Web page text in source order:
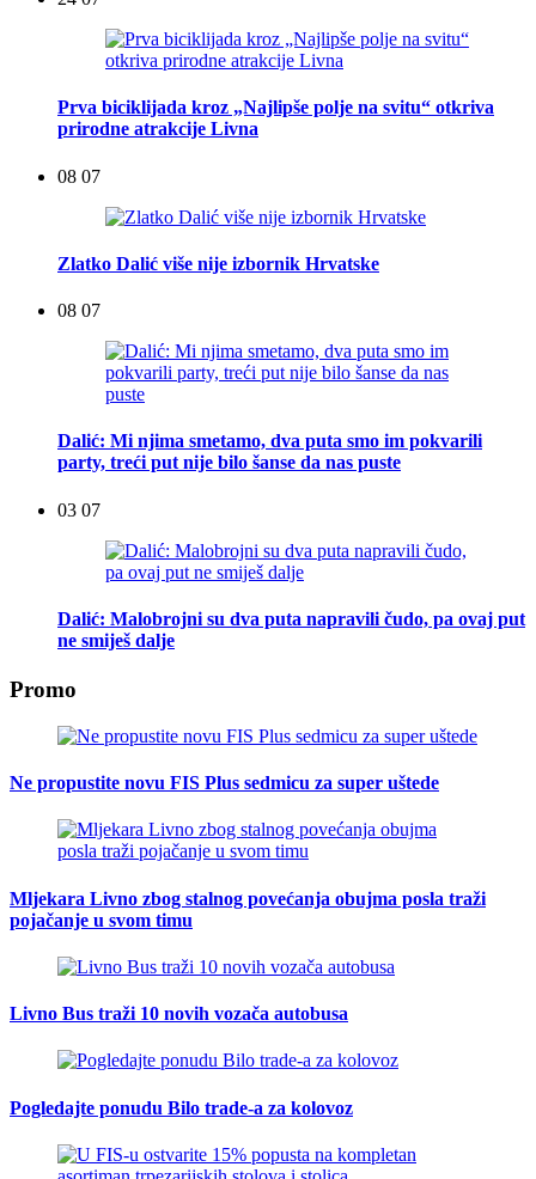
Prva biciklijada kroz „Najlipše polje na svitu“ otkriva
prirodne atrakcije Livna
08 07
Zlatko Dalić više nije izbornik Hrvatske
08 07
Dalić: Mi njima smetamo, dva puta smo im pokvarili
party, treći put nije bilo šanse da nas puste
03 07
Dalić: Malobrojni su dva puta napravili čudo, pa ovaj put
ne smiješ dalje
Promo
Ne propustite novu FIS Plus sedmicu za super uštede
Mljekara Livno zbog stalnog povećanja obujma posla traži
pojačanje u svom timu
Livno Bus traži 10 novih vozača autobusa
Pogledajte ponudu Bilo trade-a za kolovoz